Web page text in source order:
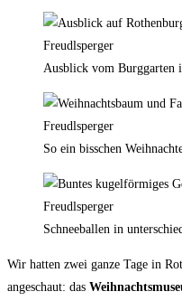
Ausblick vom Burggarten
So ein bisschen
Schneeballen in
Wir hatten zwei ganze Tage in
angeschaut: das